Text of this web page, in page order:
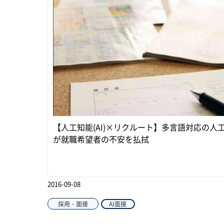
【人工知能(AI)×リクルート】多言語対応の人
が就職希望者の不安を払拭
2016-09-08
採用・面接 AI面接